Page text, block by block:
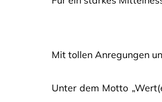
Mit tollen Anregungen
Unter dem Motto